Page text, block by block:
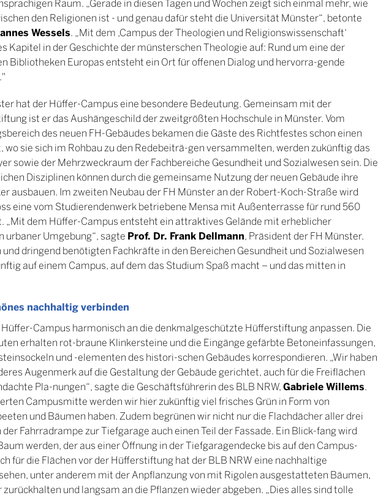
Raum. „Gerade in diesen Tagen und Wochen zeigt sich einmal mehr, wie
den Religionen ist - und genau dafür steht die Universität Münster“, betonte
Wessels. „Mit dem ,Campus der Theologien und Religionswissenschaft‘
Kapitel in der Geschichte der münsterschen Theologie auf: Rund um eine der
Bibliotheken Europas entsteht ein Ort für offenen Dialog und hervorra-gende
hat der Hüffer-Campus eine besondere Bedeutung. Gemeinsam mit der
ist er das Aushängeschild der zweitgrößten Hochschule in Münster. Vom
des neuen FH-Gebäudes bekamen die Gäste des Richtfestes schon einen
wo sie sich im Rohbau zu den Redebeiträ-gen versammelten, werden zukünftig das
sowie der Mehrzweckraum der Fachbereiche Gesundheit und Sozialwesen sein. Die
Disziplinen können durch die gemeinsame Nutzung der neuen Gebäude ihre
ausbauen. Im zweiten Neubau der FH Münster an der Robert-Koch-Straße wird
eine vom Studierendenwerk betriebene Mensa mit Außenterrasse für rund 560
„Mit dem Hüffer-Campus entsteht ein attraktives Gelände mit erheblicher
Umgebung“, sagte Prof. Dr. Frank Dellmann, Präsident der FH Münster.
und dringend benötigten Fachkräfte in den Bereichen Gesundheit und Sozialwesen
auf einem Campus, auf dem das Studium Spaß macht – und das mitten in
nachhaltig verbinden
Campus harmonisch an die denkmalgeschützte Hüfferstiftung anpassen. Die
erhalten rot-braune Klinkersteine und die Eingänge gefärbte Betoneinfassungen,
und -elementen des histori-schen Gebäudes korrespondieren. „Wir haben
Augenmerk auf die Gestaltung der Gebäude gerichtet, auch für die Freiflächen
Pla-nungen“, sagte die Geschäftsführerin des BLB NRW,Gabriele Willems.
Campusmitte werden wir hier zukünftig viel frisches Grün in Form von
und Bäumen haben. Zudem begrünen wir nicht nur die Flachdächer aller drei
der Fahrradrampe zur Tiefgarage auch einen Teil der Fassade. Ein Blick-fang wird
werden, der aus einer Öffnung in der Tiefgaragendecke bis auf den Campus-
für die Flächen vor der Hüfferstiftung hat der BLB NRW eine nachhaltige
unter anderem mit der Anpflanzung von mit Rigolen ausgestatteten Bäumen,
zurückhalten und langsam an die Pflanzen wieder abgeben. „Dies alles sind tolle